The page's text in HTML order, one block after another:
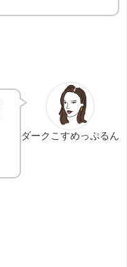
ダークこすめっぷるん